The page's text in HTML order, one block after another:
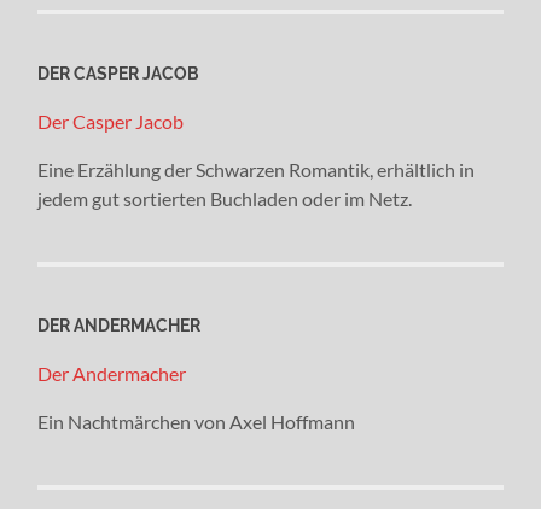
DER CASPER JACOB
Der Casper Jacob
Eine Erzählung der Schwarzen Romantik, erhältlich in
jedem gut sortierten Buchladen oder im Netz.
DER ANDERMACHER
Der Andermacher
Ein Nachtmärchen von Axel Hoffmann